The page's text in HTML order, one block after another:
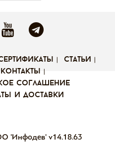
статьи
контакты
соглашение
и доставки
'Инфодев' v14.18.63